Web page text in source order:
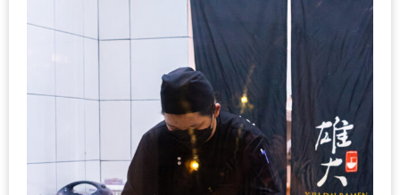
FAI
ฟิน
กิน